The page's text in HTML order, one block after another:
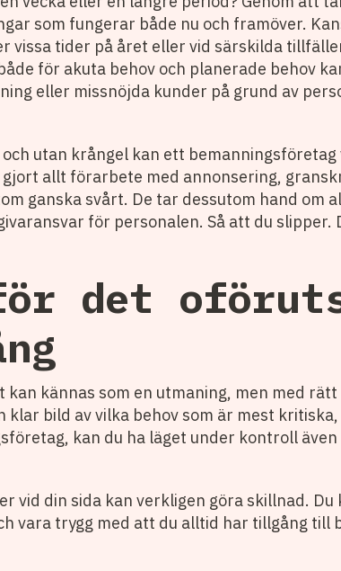
som fungerar både nu och framöver.
vissa tider på året eller vid särskilda
för akuta behov och planerade behov
eller missnöjda kunder på grund av
utan krångel kan ett
allt förarbete med annonsering,
ganska svårt. De tar dessutom hand om
för personalen. Så att du slipper.
det
kännas som en utmaning, men med
klar bild av vilka behov som är mest
kan du ha läget under kontroll
vid din sida kan verkligen göra skillnad.
vara trygg med att du alltid har tillgång till